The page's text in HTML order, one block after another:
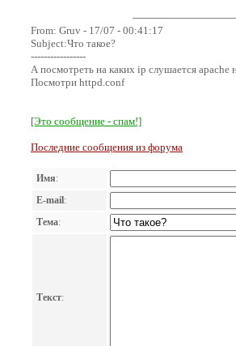
From: Gruv - 17/07 - 00:41:17
Subject:Что такое?
-----------------
А посмотреть на каких ip слушается apache
Посмотри httpd.conf
[Это сообщение - спам!]
Последние сообщения из форума
Имя:
E-mail:
Тема:
Текст: